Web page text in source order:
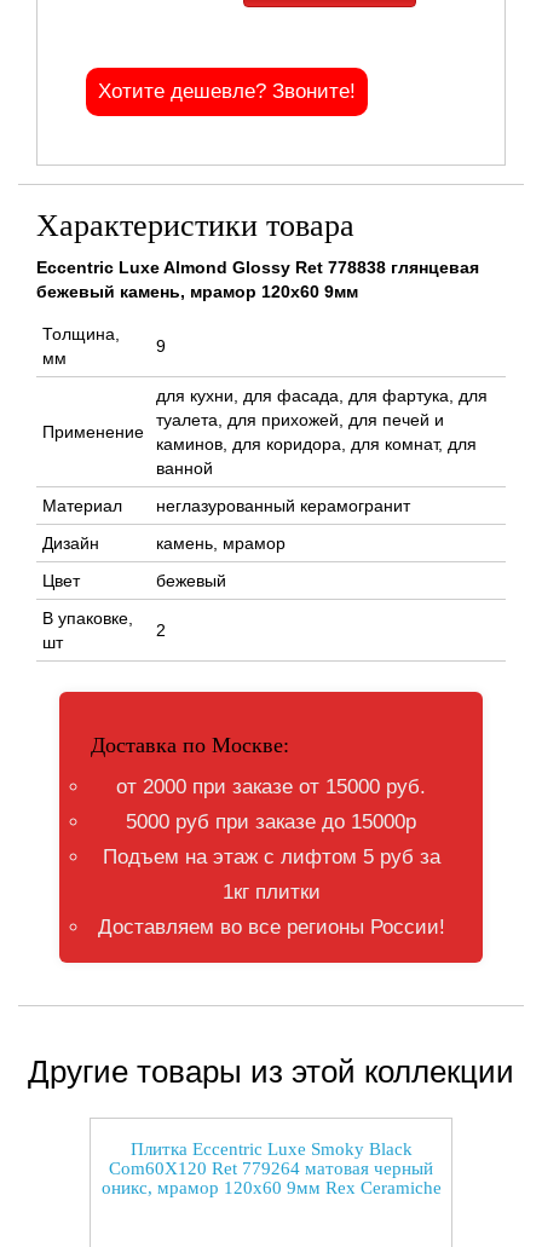
Хотите дешевле? Звоните!
Характеристики товара
Eccentric Luxe Almond Glossy Ret 778838 глянцевая
бежевый камень, мрамор 120x60 9мм
Толщина,
мм
9
Применение
для кухни, для фасада, для фартука, для
туалета, для прихожей, для печей и
каминов, для коридора, для комнат, для
ванной
Материал
неглазурованный керамогранит
Дизайн
камень, мрамор
Цвет
бежевый
В упаковке,
шт
2
Доставка по Москве:
от 2000 при заказе от 15000 руб.
5000 руб при заказе до 15000р
Подъем на этаж с лифтом 5 руб за
1кг плитки
Доставляем во все регионы России!
Другие товары из этой коллекции
Плитка Eccentric Luxe Smoky Black
Com60X120 Ret 779264 матовая черный
оникс, мрамор 120x60 9мм Rex Ceramiche